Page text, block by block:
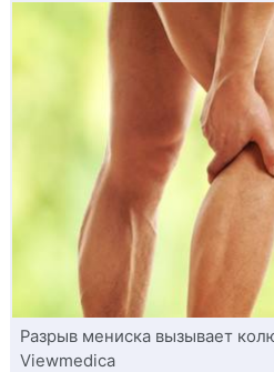
Разрыв мениска вызывает
Viewmedica